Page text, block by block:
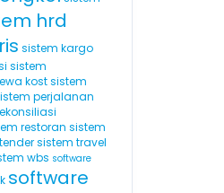
hrd
sistem kargo
sistem
kost sistem
perjalanan
restoran sistem
sistem travel
wbs software
software